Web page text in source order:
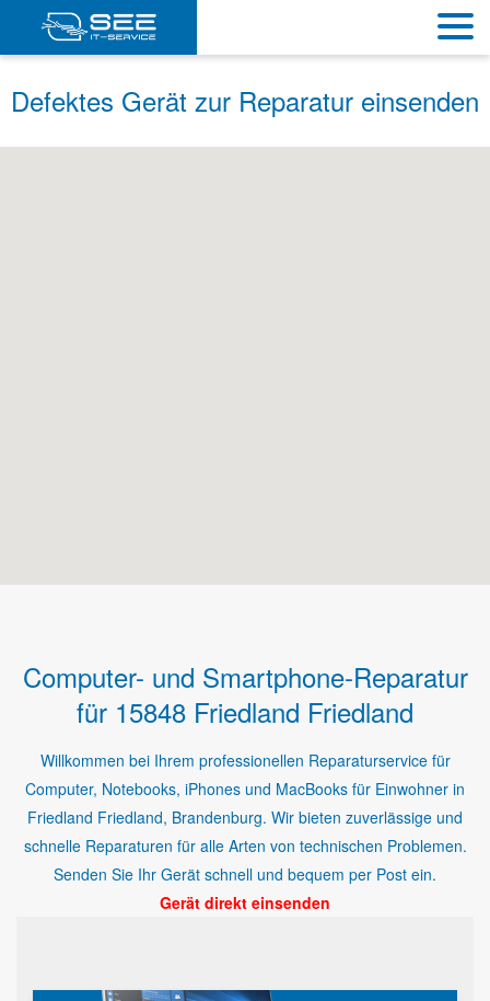
Defektes Gerät zur Reparatur einsenden
Computer- und Smartphone-Reparatur
für 15848 Friedland Friedland
Willkommen bei Ihrem professionellen Reparaturservice für
Computer, Notebooks, iPhones und MacBooks für Einwohner in
Friedland Friedland, Brandenburg. Wir bieten zuverlässige und
schnelle Reparaturen für alle Arten von technischen Problemen.
Senden Sie Ihr Gerät schnell und bequem per Post ein.
Gerät direkt einsenden